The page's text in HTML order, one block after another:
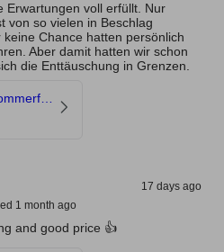
Erwartungen voll erfüllt. Nur
von so vielen in Beschlag
Chance hatten persönlich
Aber damit hatten wir schon
die Enttäuschung in Grenzen.
17 days ago
1 month ago
and good price 👍